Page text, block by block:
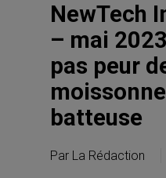
NewTech
– mai
pas peur
batteuse
Par La Rédaction